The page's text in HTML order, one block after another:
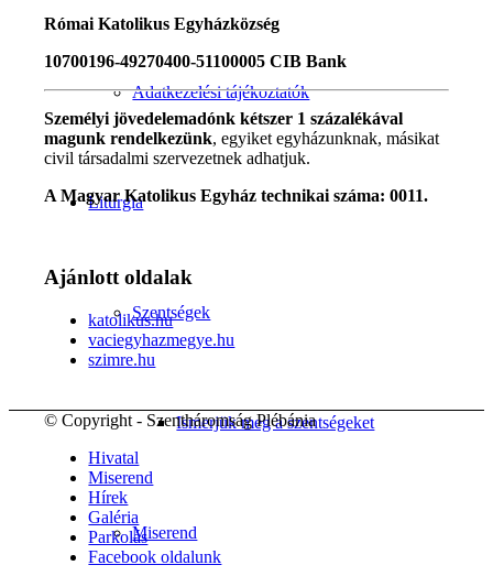
Adatkezelési tájékoztatók
Liturgia
Szentségek
Ismerjük meg a szentségeket
Miserend
Római Katolikus Egyházközség
10700196-49270400-51100005 CIB Bank
Személyi jövedelemadónk kétszer 1 százalékával
magunk rendelkezünk, egyiket egyházunknak, másikat
civil társadalmi szervezetnek adhatjuk.
A Magyar Katolikus Egyház technikai száma: 0011.
Ajánlott oldalak
katolikus.hu
vaciegyhazmegye.hu
szimre.hu
© Copyright - Szentháromság Plébánia
Hivatal
Miserend
Hírek
Galéria
Parkolás
Facebook oldalunk